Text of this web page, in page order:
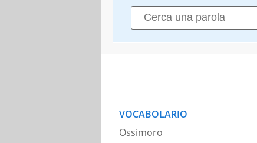
VOCABOLARIO
Ossimoro